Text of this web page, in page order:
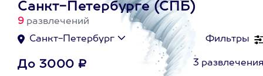
Санкт-Петербурге (СПБ)
9 развлечений
Фильтры
Санкт-Петербург
До 3000 ₽ 3